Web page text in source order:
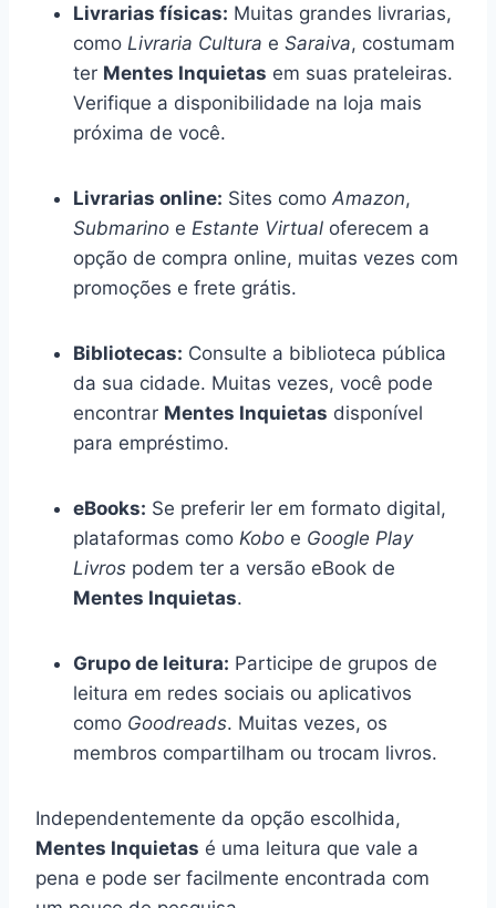
Livrarias físicas: Muitas grandes livrarias,
como Livraria Cultura e Saraiva, costumam
ter Mentes Inquietas em suas prateleiras.
Verifique a disponibilidade na loja mais
próxima de você.
Livrarias online: Sites como Amazon,
Submarino e Estante Virtual oferecem a
opção de compra online, muitas vezes com
promoções e frete grátis.
Bibliotecas: Consulte a biblioteca pública
da sua cidade. Muitas vezes, você pode
encontrar Mentes Inquietas disponível
para empréstimo.
eBooks: Se preferir ler em formato digital,
plataformas como Kobo e Google Play
Livros podem ter a versão eBook de
Mentes Inquietas.
Grupo de leitura: Participe de grupos de
leitura em redes sociais ou aplicativos
como Goodreads. Muitas vezes, os
membros compartilham ou trocam livros.
Independentemente da opção escolhida,
Mentes Inquietas é uma leitura que vale a
pena e pode ser facilmente encontrada com